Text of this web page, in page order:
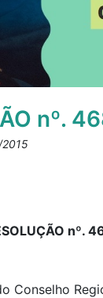
nº.
nº.
Conselho